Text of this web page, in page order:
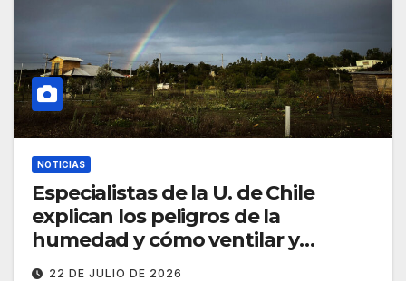
NOTICIAS
Especialistas de la U. de Chile
explican los peligros de la
humedad y cómo ventilar y
temperar los hogares
22 DE JULIO DE 2026